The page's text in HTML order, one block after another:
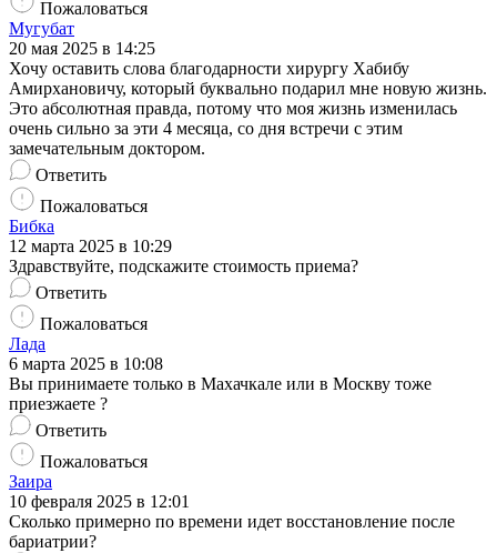
Пожаловаться
Мугубат
20 мая 2025 в 14:25
Хочу оставить слова благодарности хирургу Хабибу
Амирхановичу, который буквально подарил мне новую жизнь.
Это абсолютная правда, потому что моя жизнь изменилась
очень сильно за эти 4 месяца, со дня встречи с этим
замечательным доктором.
Ответить
Пожаловаться
Бибка
12 марта 2025 в 10:29
Здравствуйте, подскажите стоимость приема?
Ответить
Пожаловаться
Лада
6 марта 2025 в 10:08
Вы принимаете только в Махачкале или в Москву тоже
приезжаете ?
Ответить
Пожаловаться
Заира
10 февраля 2025 в 12:01
Сколько примерно по времени идет восстановление после
бариатрии?